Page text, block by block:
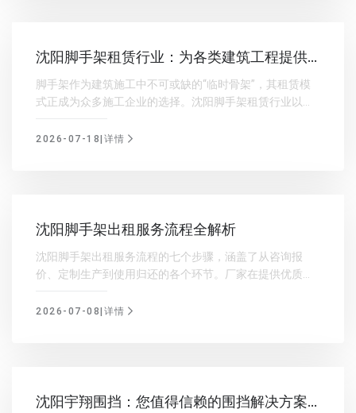
沈阳脚手架租赁行业：为各类建筑工程提供
灵活便捷的解决方案
脚手架作为建筑施工中不可或缺的“临时骨架”，其租赁模
式正成为众多施工企业的选择。沈阳脚手架租赁行业以其
身定制的便捷解决方案，帮助项目高效推进、风险较小
2026-07-18|详情
沈阳脚手架出租服务流程全解析
沈阳脚手架出租服务流程的七个步骤，涵盖了从咨询报
价、定制生产到使用归还的各个环节。厂家在提供优质产
2026-07-08|详情
沈阳宇翔围挡：您值得信赖的围挡解决方案